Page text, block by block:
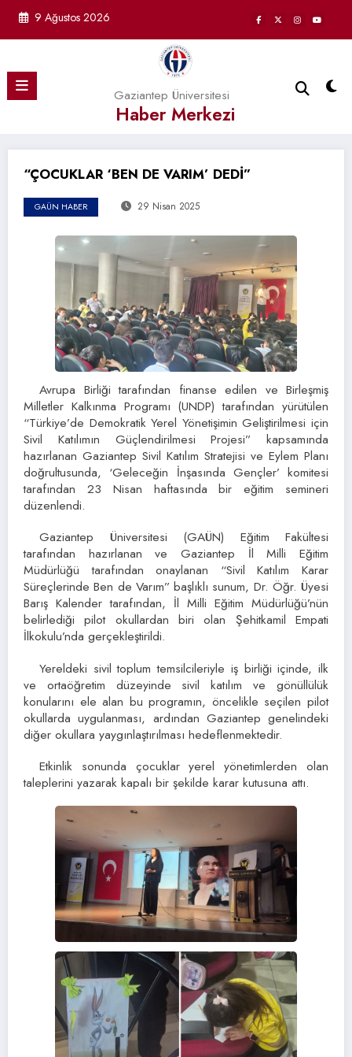
9 Ağustos 2026
Gaziantep Üniversitesi
Haber Merkezi
“ÇOCUKLAR ‘BEN DE VARIM’ DEDİ”
GAÜN HABER 29 Nisan 2025
Avrupa Birliği tarafından finanse edilen ve Birleşmiş
Milletler Kalkınma Programı (UNDP) tarafından yürütülen
“Türkiye’de Demokratik Yerel Yönetişimin Geliştirilmesi için
Sivil Katılımın Güçlendirilmesi Projesi” kapsamında
hazırlanan Gaziantep Sivil Katılım Stratejisi ve Eylem Planı
doğrultusunda, ‘Geleceğin İnşasında Gençler’ komitesi
tarafından 23 Nisan haftasında bir eğitim semineri
düzenlendi.
Gaziantep Üniversitesi (GAÜN) Eğitim Fakültesi
tarafından hazırlanan ve Gaziantep İl Milli Eğitim
Müdürlüğü tarafından onaylanan “Sivil Katılım Karar
Süreçlerinde Ben de Varım” başlıklı sunum, Dr. Öğr. Üyesi
Barış Kalender tarafından, İl Milli Eğitim Müdürlüğü’nün
belirlediği pilot okullardan biri olan Şehitkamil Empati
İlkokulu’nda gerçekleştirildi.
Yereldeki sivil toplum temsilcileriyle iş birliği içinde, ilk
ve ortaöğretim düzeyinde sivil katılım ve gönüllülük
konularını ele alan bu programın, öncelikle seçilen pilot
okullarda uygulanması, ardından Gaziantep genelindeki
diğer okullara yaygınlaştırılması hedeflenmektedir.
Etkinlik sonunda çocuklar yerel yönetimlerden olan
taleplerini yazarak kapalı bir şekilde karar kutusuna attı.